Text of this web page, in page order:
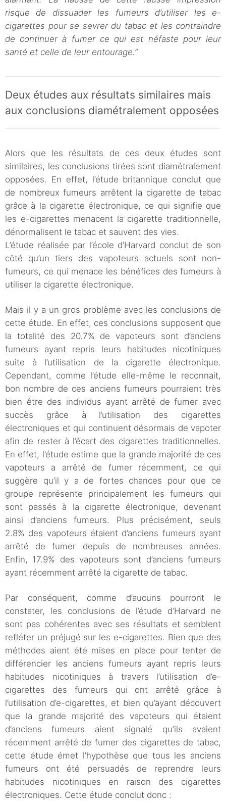
risque de dissuader les fumeurs d’utiliser les e-
cigarettes pour se sevrer du tabac et les contraindre
de continuer à fumer ce qui est néfaste pour leur
santé et celle de leur entourage.”
Deux études aux résultats similaires mais
aux conclusions diamétralement opposées
Alors que les résultats de ces deux études sont
similaires, les conclusions tirées sont diamétralement
opposées. En effet, l’étude britannique conclut que
de nombreux fumeurs arrêtent la cigarette de tabac
grâce à la cigarette électronique, ce qui signifie que
les e-cigarettes menacent la cigarette traditionnelle,
dénormalisent le tabac et sauvent des vies.
L’étude réalisée par l’école d’Harvard conclut de son
côté qu’un tiers des vapoteurs actuels sont non-
fumeurs, ce qui menace les bénéfices des fumeurs à
utiliser la cigarette électronique.
Mais il y a un gros problème avec les conclusions de
cette étude. En effet, ces conclusions supposent que
la totalité des 20.7% de vapoteurs sont d’anciens
fumeurs ayant repris leurs habitudes nicotiniques
suite à l’utilisation de la cigarette électronique.
Cependant, comme l’étude elle-même le reconnait,
bon nombre de ces anciens fumeurs pourraient très
bien être des individus ayant arrêté de fumer avec
succès grâce à l’utilisation des cigarettes
électroniques et qui continuent désormais de vapoter
afin de rester à l’écart des cigarettes traditionnelles.
En effet, l’étude estime que la grande majorité de ces
vapoteurs a arrêté de fumer récemment, ce qui
suggère qu’il y a de fortes chances pour que ce
groupe représente principalement les fumeurs qui
sont passés à la cigarette électronique, devenant
ainsi d’anciens fumeurs. Plus précisément, seuls
2.8% des vapoteurs étaient d’anciens fumeurs ayant
arrêté de fumer depuis de nombreuses années.
Enfin, 17.9% des vapoteurs sont d’anciens fumeurs
ayant récemment arrêté la cigarette de tabac.
Par conséquent, comme d’aucuns pourront le
constater, les conclusions de l’étude d’Harvard ne
sont pas cohérentes avec ses résultats et semblent
refléter un préjugé sur les e-cigarettes. Bien que des
méthodes aient été mises en place pour tenter de
différencier les anciens fumeurs ayant repris leurs
habitudes nicotiniques à travers l’utilisation d’e-
cigarettes des fumeurs qui ont arrêté grâce à
l’utilisation d’e-cigarettes, et bien qu’ayant découvert
que la grande majorité des vapoteurs qui étaient
d’anciens fumeurs aient signalé qu’ils avaient
récemment arrêté de fumer des cigarettes de tabac,
cette étude émet l’hypothèse que tous les anciens
fumeurs ont été persuadés de reprendre leurs
habitudes nicotiniques en raison des cigarettes
électroniques. Cette étude conclut donc :